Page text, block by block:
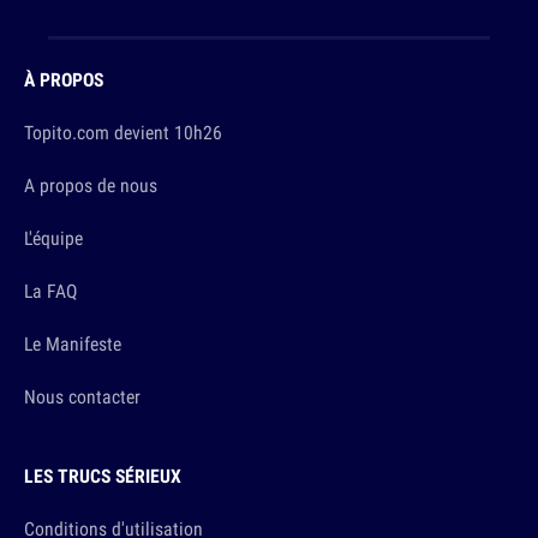
À PROPOS
Topito.com devient 10h26
A propos de nous
L'équipe
La FAQ
Le Manifeste
Nous contacter
LES TRUCS SÉRIEUX
Conditions d'utilisation